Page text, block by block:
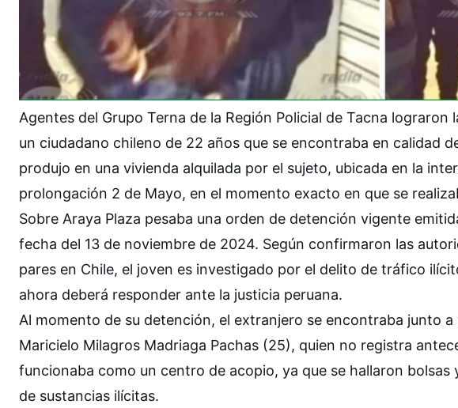
Agentes del Grupo Terna de la Región Policial de Tacna lograron
un ciudadano chileno de 22 años que se encontraba en calidad
produjo en una vivienda alquilada por el sujeto, ubicada en la
prolongación 2 de Mayo, en el momento exacto en que se
Sobre Araya Plaza pesaba una orden de detención vigente
fecha del 13 de noviembre de 2024. Según confirmaron las
pares en Chile, el joven es investigado por el delito de tráfico
ahora deberá responder ante la justicia peruana.
Al momento de su detención, el extranjero se encontraba junto
Maricielo Milagros Madriaga Pachas (25), quien no registra
funcionaba como un centro de acopio, ya que se hallaron
de sustancias ilícitas.